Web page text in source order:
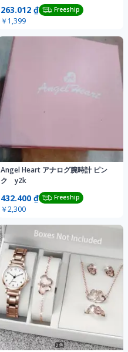
263.012 ₫ Freeship
￥1,399
Angel Heart アナログ腕時計 ピン
ク y2k
432.400 ₫ Freeship
￥2,300